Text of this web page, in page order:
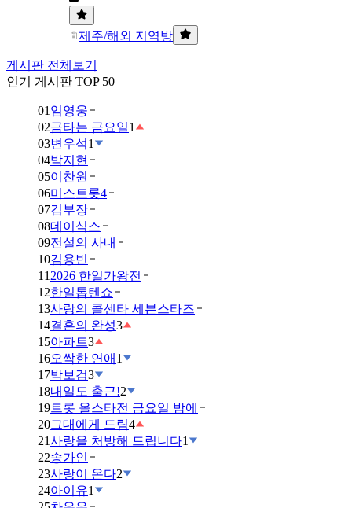
제주/해외 지역방
게시판 전체보기
인기 게시판 TOP 50
01 임영웅
02금타는 금요일1
03변우석1
04박지현
05이찬원
06미스트롯4
07김부장
08데이식스
09전설의 사내
10김용빈
11 2026 한일가왕전
12한일톱텐쇼
13사랑의 콜센타 세븐스타즈
14결혼의 완성3
15아파트3
16오싹한 연애 1
17박보검3
18내일도 출근!2
19트롯 올스타전 금요일 밤에
20그대에게 드림4
21사랑을 처방해 드립니다1
22송가인
23사랑이 온다2
24아이유1